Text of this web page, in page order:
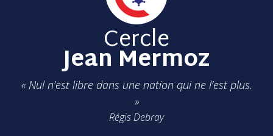
Cercle
Jean Mermoz
« Nul n’est libre dans une nation qui ne l’est plus.
»
Régis Debray